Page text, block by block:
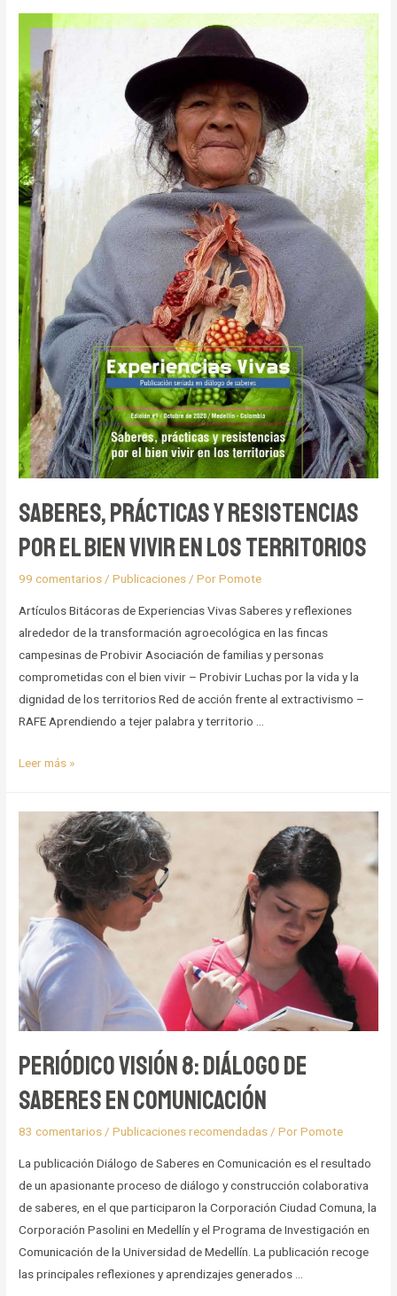
Metodológicos
Comunicación,
territorio
y
buenos
vivires
Saberes, prácticas y resistencias
por el bien vivir en los territorios
99 comentarios/Publicaciones/ PorPomote
Artículos Bitácoras de Experiencias Vivas Saberes y reflexiones
alrededor de la transformación agroecológica en las fincas
campesinas de Probivir Asociación de familias y personas
comprometidas con el bien vivir – Probivir Luchas por la vida y la
dignidad de los territorios Red de acción frente al extractivismo –
RAFE Aprendiendo a tejer palabra y territorio …
Saberes,
resistencias
por
vivir
en
los
territorios
Leer más »
Periódico Visión 8: Diálogo de
Saberes en Comunicación
83 comentarios/Publicaciones recomendadas/ PorPomote
La publicación Diálogo de Saberes en Comunicación es el resultado
de un apasionante proceso de diálogo y construcción colaborativa
de saberes, en el que participaron la Corporación Ciudad Comuna, la
Corporación Pasolini en Medellín y el Programa de Investigación en
Comunicación de la Universidad de Medellín. La publicación recoge
las principales reflexiones y aprendizajes generados …